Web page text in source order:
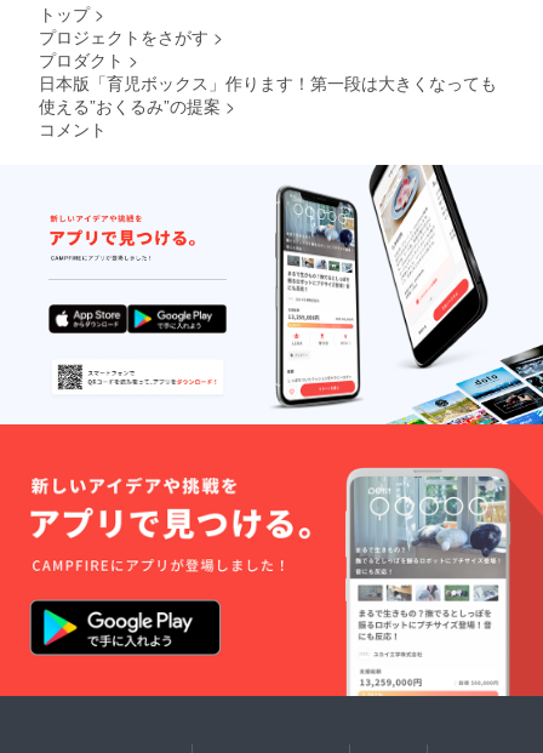
トップ >
プロジェクトをさがす >
プロダクト >
日本版「育児ボックス」作ります！第一段は大きくなっても
使える”おくるみ”の提案 >
コメント